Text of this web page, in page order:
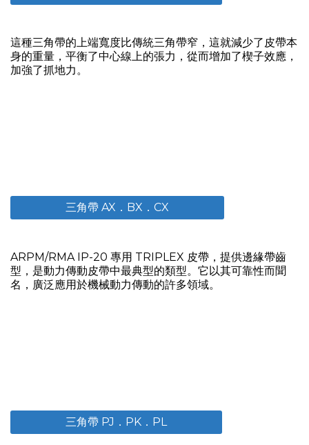
這種三角帶的上端寬度比傳統三角帶窄，這就減少了皮帶本
身的重量，平衡了中心線上的張力，從而增加了楔子效應，
加強了抓地力。
三角帶 AX．BX．CX
ARPM/RMA IP-20 專用 TRIPLEX 皮帶，提供邊緣帶齒
型，是動力傳動皮帶中最典型的類型。它以其可靠性而聞
名，廣泛應用於機械動力傳動的許多領域。
三角帶 PJ．PK．PL